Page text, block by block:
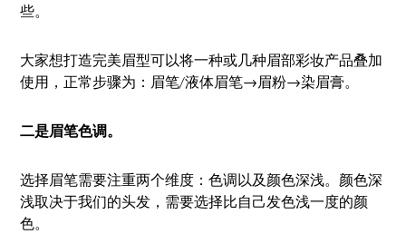
些。
大家想打造完美眉型可以将一种或几种眉部彩妆产品叠加
使用，正常步骤为：眉笔/液体眉笔→眉粉→染眉膏。
二是眉笔色调。
选择眉笔需要注重两个维度：色调以及颜色深浅。颜色深
浅取决于我们的头发，需要选择比自己发色浅一度的颜
色。